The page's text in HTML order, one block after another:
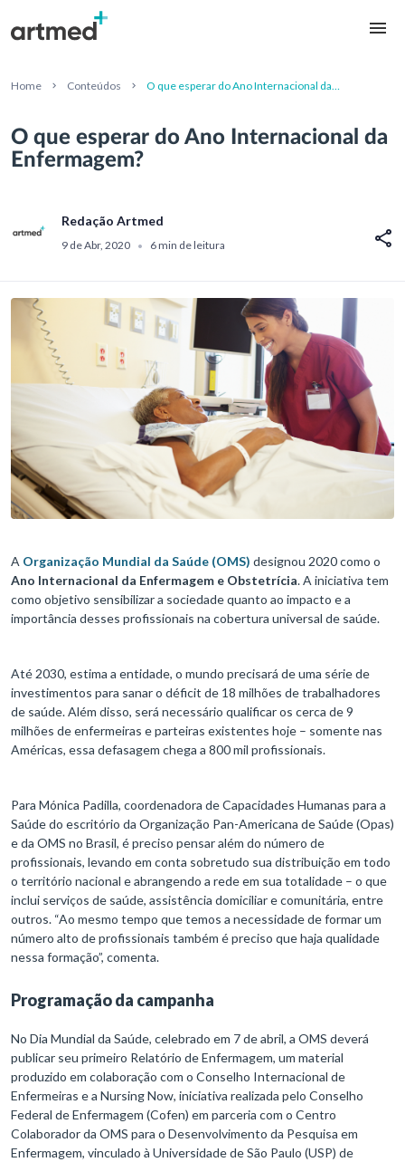
Home Conteúdos
O que esperar do Ano Internacional da
O que esperar do Ano Internacional da
Enfermagem?
Redação Artmed
9 de Abr, 2020 • 6 min de leitura
A Organização Mundial da Saúde (OMS) designou 2020 como o
Ano Internacional da Enfermagem e Obstetrícia. A iniciativa tem
como objetivo sensibilizar a sociedade quanto ao impacto e a
importância desses profissionais na cobertura universal de saúde.
Até 2030, estima a entidade, o mundo precisará de uma série de
investimentos para sanar o déficit de 18 milhões de trabalhadores
de saúde. Além disso, será necessário qualificar os cerca de 9
milhões de enfermeiras e parteiras existentes hoje – somente nas
Américas, essa defasagem chega a 800 mil profissionais.
Para Mónica Padilla, coordenadora de Capacidades Humanas para a
Saúde do escritório da Organização Pan-Americana de Saúde (Opas)
e da OMS no Brasil, é preciso pensar além do número de
profissionais, levando em conta sobretudo sua distribuição em todo
o território nacional e abrangendo a rede em sua totalidade – o que
inclui serviços de saúde, assistência domiciliar e comunitária, entre
outros. “Ao mesmo tempo que temos a necessidade de formar um
número alto de profissionais também é preciso que haja qualidade
nessa formação”, comenta.
Programação da campanha
No Dia Mundial da Saúde, celebrado em 7 de abril, a OMS deverá
publicar seu primeiro Relatório de Enfermagem, um material
produzido em colaboração com o Conselho Internacional de
Enfermeiras e a Nursing Now, iniciativa realizada pelo Conselho
Federal de Enfermagem (Cofen) em parceria com o Centro
Colaborador da OMS para o Desenvolvimento da Pesquisa em
Enfermagem, vinculado à Universidade de São Paulo (USP) de